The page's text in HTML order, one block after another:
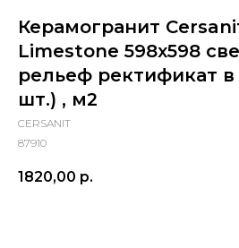
Керамогранит
Limestone 598х598
рельеф ректификат в
шт.) , м2
CERSANIT
87910
1820,00 р.